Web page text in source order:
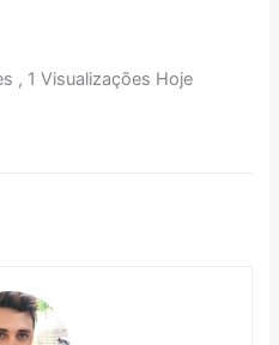
, 1 Visualizações Hoje